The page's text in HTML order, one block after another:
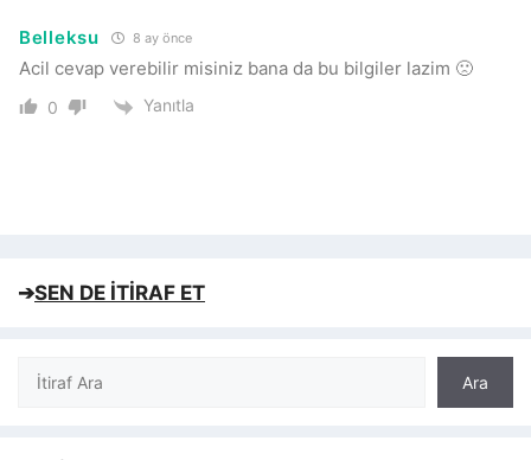
Belleksu 8 ay önce
Acil cevap verebilir misiniz bana da bu bilgiler lazim 🙁
0 Yanıtla
➔SEN DE İTİRAF ET
Ara
Ara